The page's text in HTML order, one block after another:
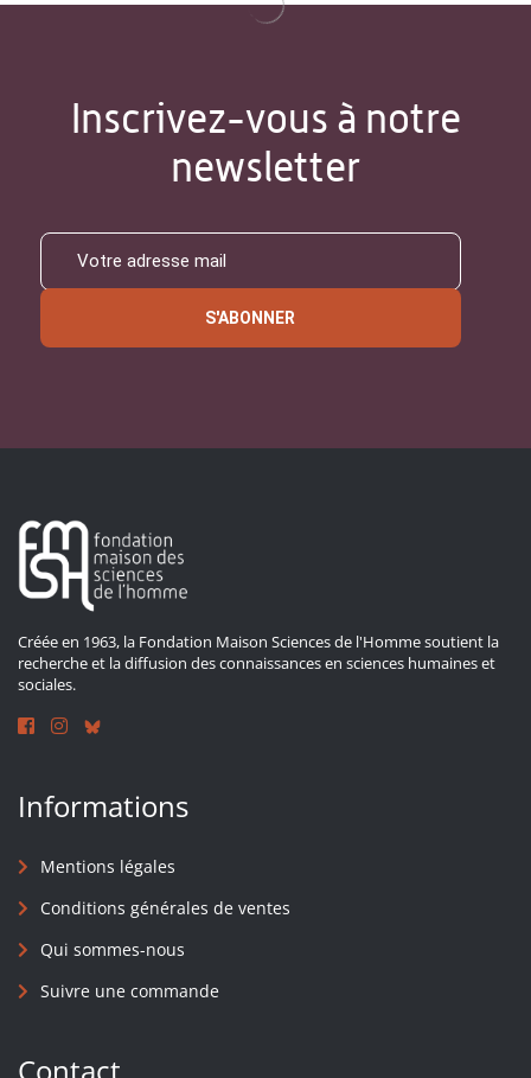
Inscrivez-vous à notre
newsletter
S'ABONNER
Créée en 1963, la Fondation Maison Sciences de l'Homme soutient la
recherche et la diffusion des connaissances en sciences humaines et
sociales.
Informations
Mentions légales
Conditions générales de ventes
Qui sommes-nous
Suivre une commande